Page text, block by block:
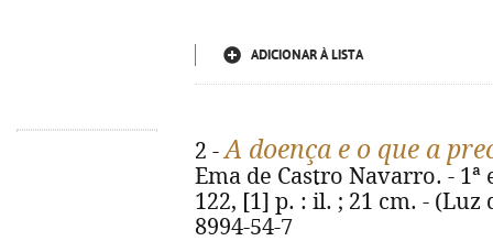
ADICIONAR À LISTA
2 -A doença e o que a
Ema de Castro Navarro. -
122, [1] p. : il. ; 21 cm. - (Luz
8994-54-7